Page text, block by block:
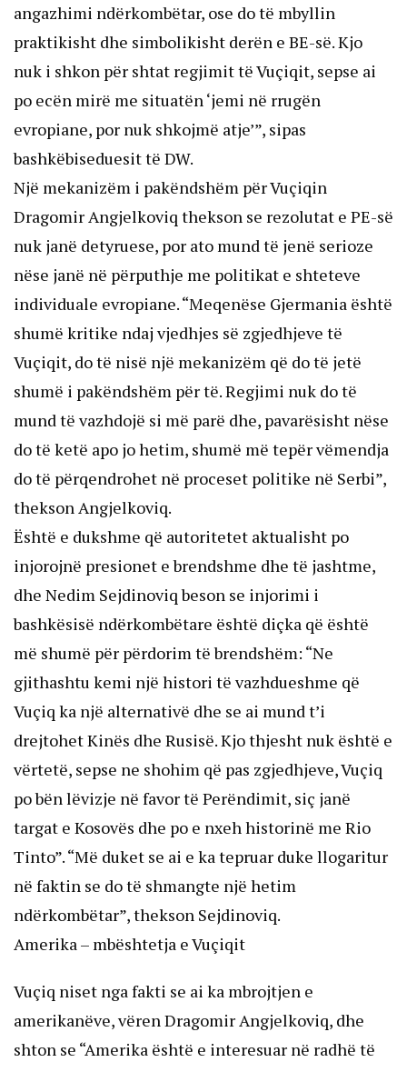
angazhimi ndërkombëtar, ose do të mbyllin
praktikisht dhe simbolikisht derën e BE-së. Kjo
nuk i shkon për shtat regjimit të Vuçiqit, sepse ai
po ecën mirë me situatën ‘jemi në rrugën
evropiane, por nuk shkojmë atje’”, sipas
bashkëbiseduesit të DW.
Një mekanizëm i pakëndshëm për Vuçiqin
Dragomir Angjelkoviq thekson se rezolutat e PE-së
nuk janë detyruese, por ato mund të jenë serioze
nëse janë në përputhje me politikat e shteteve
individuale evropiane. “Meqenëse Gjermania është
shumë kritike ndaj vjedhjes së zgjedhjeve të
Vuçiqit, do të nisë një mekanizëm që do të jetë
shumë i pakëndshëm për të. Regjimi nuk do të
mund të vazhdojë si më parë dhe, pavarësisht nëse
do të ketë apo jo hetim, shumë më tepër vëmendja
do të përqendrohet në proceset politike në Serbi”,
thekson Angjelkoviq.
Është e dukshme që autoritetet aktualisht po
injorojnë presionet e brendshme dhe të jashtme,
dhe Nedim Sejdinoviq beson se injorimi i
bashkësisë ndërkombëtare është diçka që është
më shumë për përdorim të brendshëm: “Ne
gjithashtu kemi një histori të vazhdueshme që
Vuçiq ka një alternativë dhe se ai mund t’i
drejtohet Kinës dhe Rusisë. Kjo thjesht nuk është e
vërtetë, sepse ne shohim që pas zgjedhjeve, Vuçiq
po bën lëvizje në favor të Perëndimit, siç janë
targat e Kosovës dhe po e nxeh historinë me Rio
Tinto”. “Më duket se ai e ka tepruar duke llogaritur
në faktin se do të shmangte një hetim
ndërkombëtar”, thekson Sejdinoviq.
Amerika – mbështetja e Vuçiqit
Vuçiq niset nga fakti se ai ka mbrojtjen e
amerikanëve, vëren Dragomir Angjelkoviq, dhe
shton se “Amerika është e interesuar në radhë të